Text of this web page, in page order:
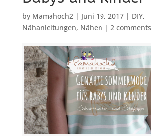
by Mamahoch2| Juni 19, 2017| DIY,
Nähanleitungen, Nähen | 2 comments